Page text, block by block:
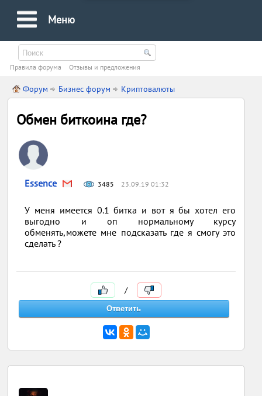
Меню
Правила форума Oтзывы и предложения
Форум Бизнес форум Криптовалюты
Обмен биткоина где?
Essence 3485 23.09.19 01:32
У меня имеется 0.1 битка и вот я бы хотел его
выгодно и оп нормальному курсу
обменять,можете мне подсказать где я смогу это
сделать ?
/